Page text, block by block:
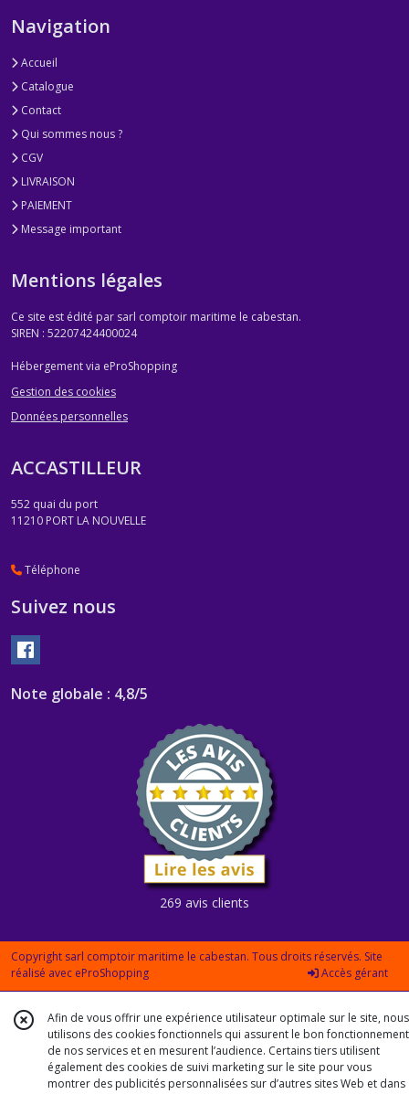
Navigation
Accueil
Catalogue
Contact
Qui sommes nous ?
CGV
LIVRAISON
PAIEMENT
Message important
Mentions légales
Ce site est édité par sarl comptoir maritime le cabestan.
SIREN : 52207424400024
Hébergement via eProShopping
Gestion des cookies
Données personnelles
ACCASTILLEUR
552 quai du port
11210 PORT LA NOUVELLE
Téléphone
Suivez nous
Note globale : 4,8/5
269 avis clients
Copyright sarl comptoir maritime le cabestan. Tous droits réservés. Site
réalisé avec eProShopping Accès gérant
Afin de vous offrir une expérience utilisateur optimale sur le site, nous
utilisons des cookies fonctionnels qui assurent le bon fonctionnement
de nos services et en mesurent l’audience. Certains tiers utilisent
également des cookies de suivi marketing sur le site pour vous
montrer des publicités personnalisées sur d’autres sites Web et dans